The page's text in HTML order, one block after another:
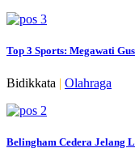
Top 3 Sports: Megawati
Bidikkata | Olahraga
Belingham Cedera Jelang